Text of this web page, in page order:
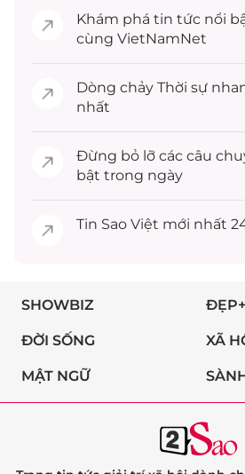
Khám phá tin tức nổi
cùng VietNamNet
Dòng chảy Thời sự
nhất
Đừng bỏ lỡ các câu
bật trong ngày
Tin Sao Việt mới nhất
SHOWBIZ ĐẸP+
ĐỜI SỐNG XÃ
MẬT NGỮ